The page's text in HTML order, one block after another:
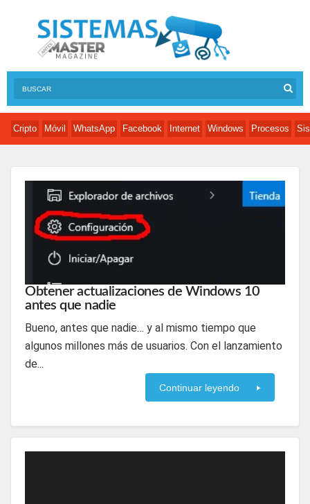
Cripto Móvil WhatsApp Facebook Internet Windows Procesos
Obtener actualizaciones de Windows 10
antes que nadie
Bueno, antes que nadie… y al mismo tiempo que
algunos millones más de usuarios. Con el lanzamiento
de...
Continuar leyendo